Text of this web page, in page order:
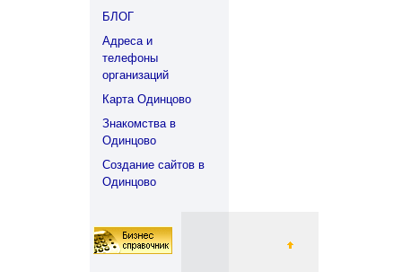
БЛОГ
Адреса и
телефоны
организаций
Карта Одинцово
Знакомства в
Одинцово
Создание сайтов в
Одинцово